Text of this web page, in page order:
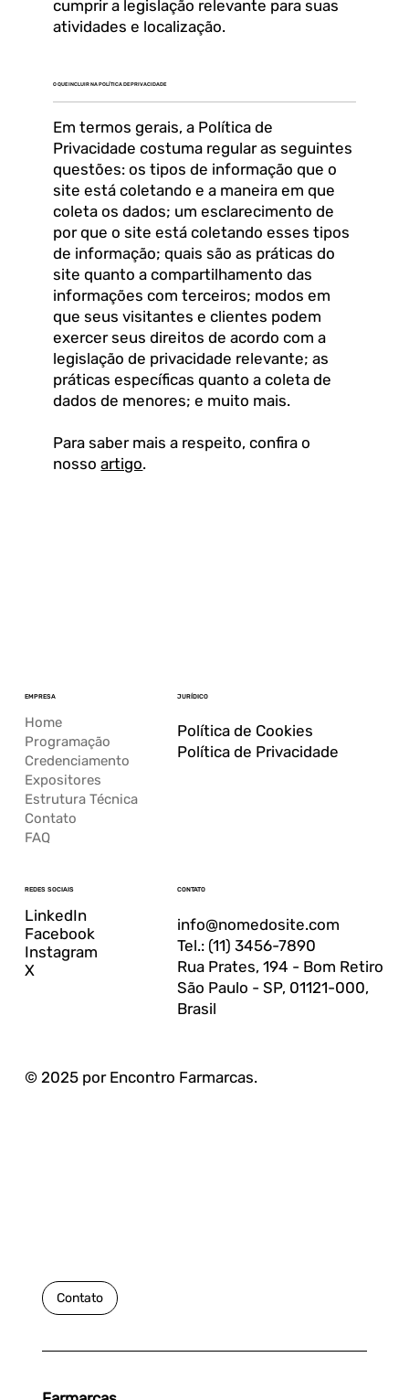
cumprir a legislação relevante para suas
atividades e localização.
O QUE INCLUIR NA POLÍTICA DE PRIVACIDADE
Em termos gerais, a Política de
Privacidade costuma regular as seguintes
questões: os tipos de informação que o
site está coletando e a maneira em que
coleta os dados; um esclarecimento de
por que o site está coletando esses tipos
de informação; quais são as práticas do
site quanto a compartilhamento das
informações com terceiros; modos em
que seus visitantes e clientes podem
exercer seus direitos de acordo com a
legislação de privacidade relevante; as
práticas específicas quanto a coleta de
dados de menores; e muito mais.
Para saber mais a respeito, confira o
nossoartigo.
Home
Programação
Credenciamento
Expositores
Estrutura Técnica
Contato
FAQ
EMPRESA JURÍDICO
Política de Privacidade
Política de Cookies
REDES SOCIAIS
LinkedIn
Facebook
Instagram
X
CONTATO
info@nomedosite.com
Tel.: (11) 3456-7890
Rua Prates, 194 - Bom Retiro
São Paulo - SP, 01121-000,
Brasil
© 2025 por Encontro Farmarcas.
Contato